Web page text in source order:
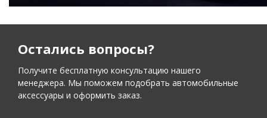
Остались вопросы?
Получите бесплатную консультацию нашего
менеджера. Мы поможем подобрать автомобильные
аксессуары и оформить заказ.